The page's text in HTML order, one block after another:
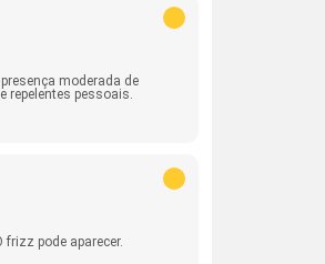
moderada de
repelentes pessoais.
frizz pode aparecer.